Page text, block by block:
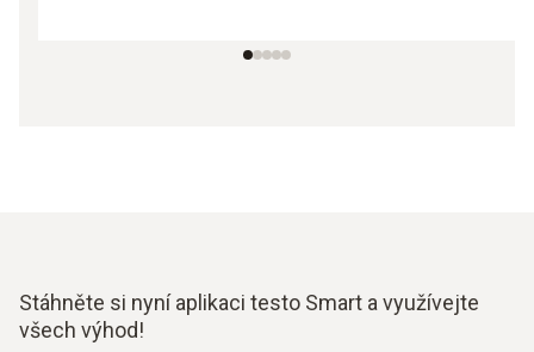
Stáhněte si nyní aplikaci testo Smart a využívejte
všech výhod!